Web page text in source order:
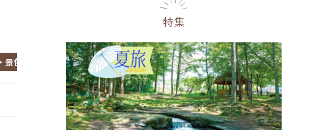
色 名所・旧跡 温泉・スパ その他施設 ごはん
特集